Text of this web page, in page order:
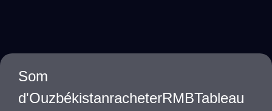
Som
d'OuzbékistanracheterRMBTableau